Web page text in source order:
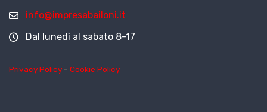
info@impresabailoni.it
Dal lunedì al sabato 8-17
Privacy Policy - Cookie Policy